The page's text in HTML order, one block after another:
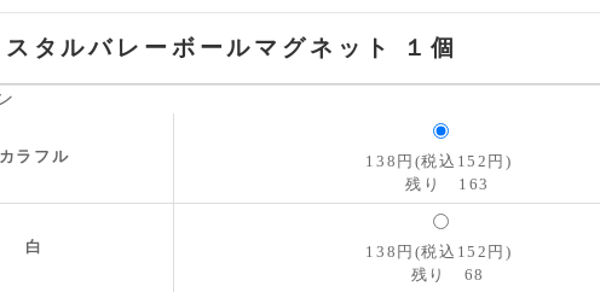
スタルバレーボールマグネット １個
カラフル
138円(税込152円)
残り 163
白
138円(税込152円)
残り 68